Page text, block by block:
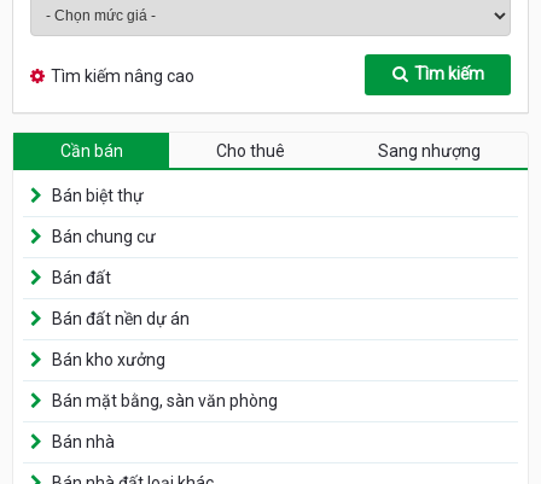
Tìm kiếm nâng cao Tìm kiếm
Cần bán Cho thuê Sang nhượng
Bán biệt thự
Bán chung cư
Bán đất
Bán đất nền dự án
Bán kho xưởng
Bán mặt bằng, sàn văn phòng
Bán nhà